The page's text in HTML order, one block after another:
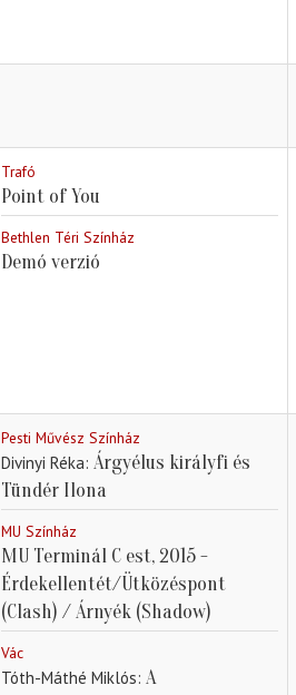
Trafó
Point of You
Bethlen Téri Színház
Demó verzió
Pesti Művész Színház
Divinyi Réka Árgyélus királyfi és
Tündér Ilona
MU Színház
MU Terminál C est, 2015 -
Érdekellentét/Ütközéspont
(Clash) / Árnyék (Shadow)
Vác
Tóth-Máthé Miklós A